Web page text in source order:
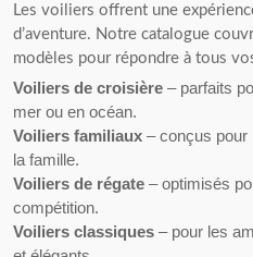
Les voiliers offrent une
d’aventure. Notre catalogue
modèles pour répondre à tous
Voiliers de croisière – parfaits
mer ou en océan.
Voiliers familiaux – conçus pour
la famille.
Voiliers de régate – optimisés
compétition.
Voiliers classiques – pour les